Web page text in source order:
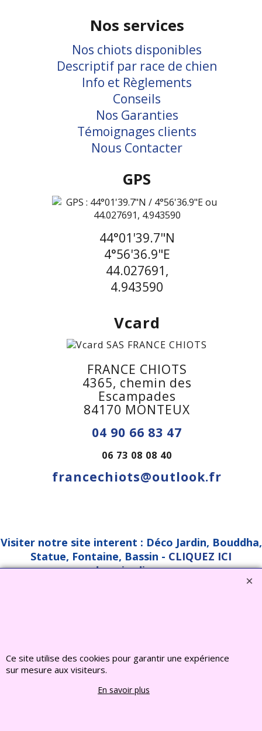
Nos services
Nos chiots disponibles
Descriptif par race de chien
Info et Règlements
Conseils
Nos Garanties
Témoignages clients
Nous Contacter
GPS
44°01'39.7"N
4°56'36.9"E
44.027691,
4.943590
Vcard
FRANCE CHIOTS
4365, chemin des
Escampades
84170 MONTEUX
04 90 66 83 47
06 73 08 08 40
francechiots@outlook.fr
Visiter notre site interent : Déco Jardin, Bouddha,
Statue, Fontaine, Bassin - CLIQUEZ ICI
www.deco-jardin-zen.com
Ce site utilise des cookies pour garantir une expérience
sur mesure aux visiteurs.
En savoir plus